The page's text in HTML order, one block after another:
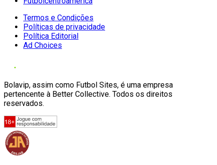
Termos e Condições
Políticas de privacidade
Política Editorial
Ad Choices
Bolavip, assim como Futbol Sites, é uma empresa
pertencente à Better Collective. Todos os direitos
reservados.